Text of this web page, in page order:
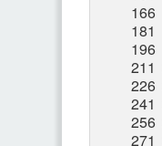
166
181
196
211
226
241
256
271